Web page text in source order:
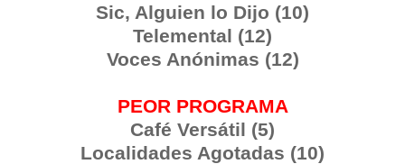
Sic, Alguien lo Dijo (10)
Telemental (12)
Voces Anónimas (12)
PEOR PROGRAMA
Café Versátil (5)
Localidades Agotadas (10)